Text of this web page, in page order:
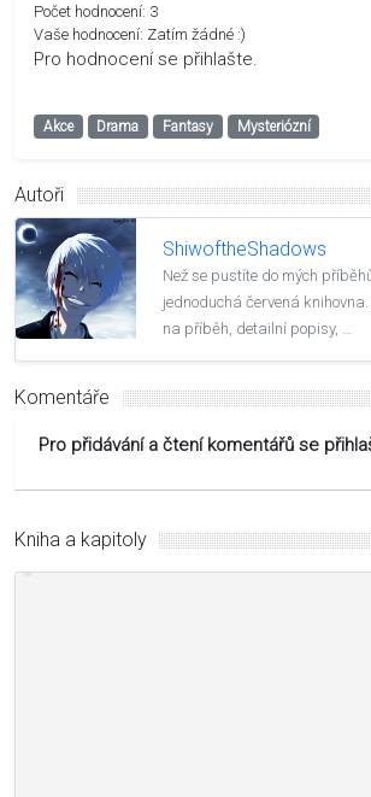
Počet hodnocení: 3
Vaše hodnocení: Zatím žádné :)
Pro hodnocení se přihlašte.
Akce Drama Fantasy Mysteriózní
Autoři
ShiwoftheShadows
Než se pustíte do mých
jednoduchá červená
na příběh, detailní popisy, …
Komentáře
Pro přidávání a čtení komentářů se
Kniha a kapitoly